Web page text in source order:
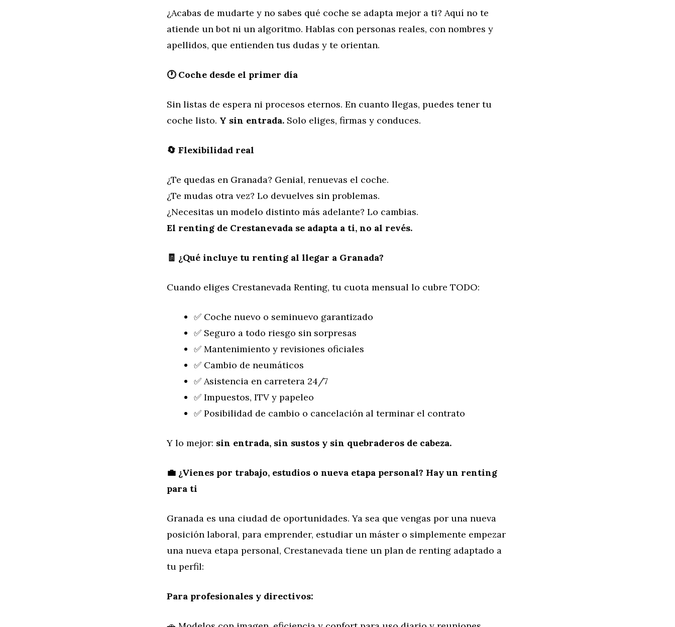
¿Acabas de mudarte y no sabes qué coche se adapta mejor a ti? Aquí no te
atiende un bot ni un algoritmo. Hablas con personas reales, con nombres y
apellidos, que entienden tus dudas y te orientan.
🕐 Coche desde el primer día
Sin listas de espera ni procesos eternos. En cuanto llegas, puedes tener tu
coche listo. Y sin entrada. Solo eliges, firmas y conduces.
🔄 Flexibilidad real
¿Te quedas en Granada? Genial, renuevas el coche.
¿Te mudas otra vez? Lo devuelves sin problemas.
¿Necesitas un modelo distinto más adelante? Lo cambias.
El renting de Crestanevada se adapta a ti, no al revés.
🧾 ¿Qué incluye tu renting al llegar a Granada?
Cuando eliges Crestanevada Renting, tu cuota mensual lo cubre TODO:
✅ Coche nuevo o seminuevo garantizado
✅ Seguro a todo riesgo sin sorpresas
✅ Mantenimiento y revisiones oficiales
✅ Cambio de neumáticos
✅ Asistencia en carretera 24/7
✅ Impuestos, ITV y papeleo
✅ Posibilidad de cambio o cancelación al terminar el contrato
Y lo mejor: sin entrada, sin sustos y sin quebraderos de cabeza.
💼 ¿Vienes por trabajo, estudios o nueva etapa personal? Hay un renting
para ti
Granada es una ciudad de oportunidades. Ya sea que vengas por una nueva
posición laboral, para emprender, estudiar un máster o simplemente empezar
una nueva etapa personal, Crestanevada tiene un plan de renting adaptado a
tu perfil:
Para profesionales y directivos: